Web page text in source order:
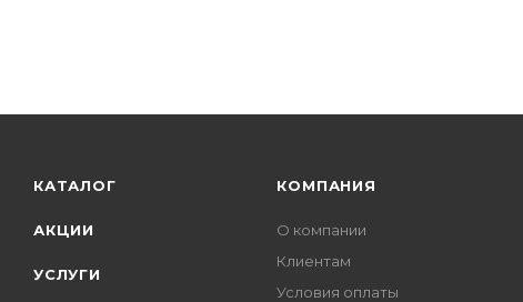
КАТАЛОГ
АКЦИИ
УСЛУГИ
КОМПАНИЯ
О компании
Клиентам
Условия оплаты